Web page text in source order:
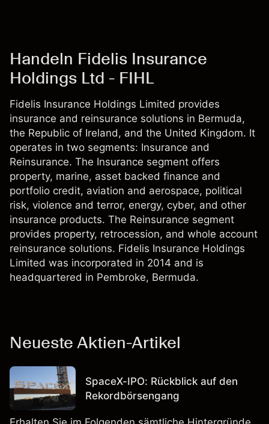
Handeln Fidelis Insurance
Holdings Ltd - FIHL
Fidelis Insurance Holdings Limited provides
insurance and reinsurance solutions in Bermuda,
the Republic of Ireland, and the United Kingdom. It
operates in two segments: Insurance and
Reinsurance. The Insurance segment offers
property, marine, asset backed finance and
portfolio credit, aviation and aerospace, political
risk, violence and terror, energy, cyber, and other
insurance products. The Reinsurance segment
provides property, retrocession, and whole account
reinsurance solutions. Fidelis Insurance Holdings
Limited was incorporated in 2014 and is
headquartered in Pembroke, Bermuda.
Neueste Aktien-Artikel
SpaceX-IPO: Rückblick auf den
Rekordbörsengang